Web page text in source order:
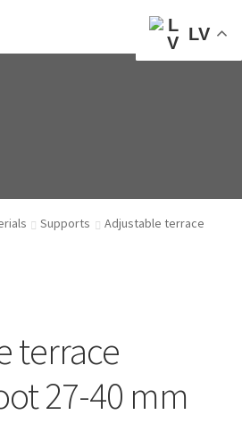
Supports
Adjustable terrace
terrace
27-40 mm
LV